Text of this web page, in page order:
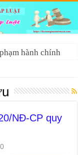
hành chính
NĐ-CP quy
0